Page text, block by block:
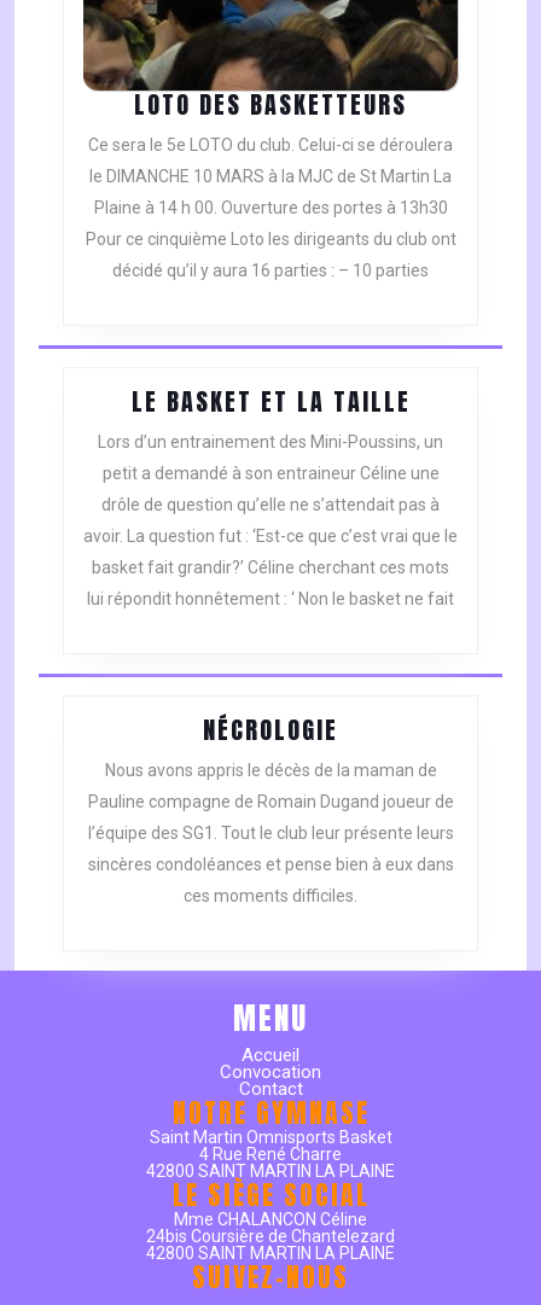
LOTO DES BASKETTEURSLOTO
DES
Ce sera le 5e LOTO du club. Celui-ci se déroulera
le DIMANCHE 10 MARS à la MJC de St Martin La
Plaine à 14 h 00. Ouverture des portes à 13h30
Pour ce cinquième Loto les dirigeants du club ont
décidé qu’il y aura 16 parties : – 10 parties
LE BASKET ET LA TAILLE
BASKET
ET
LA
TAILLE
Lors d’un entrainement des Mini-Poussins, un
petit a demandé à son entraineur Céline une
drôle de question qu’elle ne s’attendait pas à
avoir. La question fut : ‘Est-ce que c’est vrai que le
basket fait grandir?’ Céline cherchant ces mots
lui répondit honnêtement : ‘ Non le basket ne fait
NÉCROLOGIE
Nous avons appris le décès de la maman de
Pauline compagne de Romain Dugand joueur de
l’équipe des SG1. Tout le club leur présente leurs
sincères condoléances et pense bien à eux dans
ces moments difficiles.
MENU
Accueil
Convocation
Contact
NOTRE GYMNASE
Saint Martin Omnisports Basket
4 Rue René Charre
42800 SAINT MARTIN LA PLAINE
LE SIÈGE SOCIAL
Mme CHALANCON Céline
24bis Coursière de Chantelezard
42800 SAINT MARTIN LA PLAINE
SUIVEZ-NOUS